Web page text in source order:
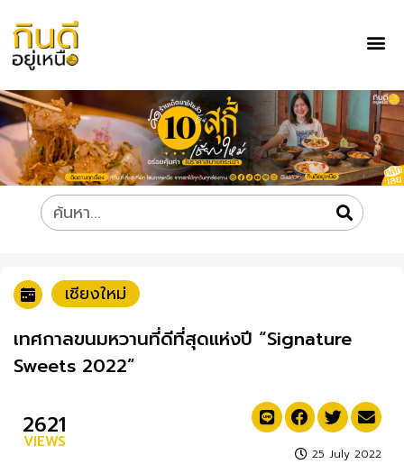
เชียงใหม่
เทศกาลขนมหวานที่ดีที่สุดแห่งปี “Signature
Sweets 2022”
2621
VIEWS
25 July 2022